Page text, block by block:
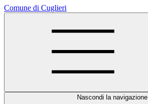
Comune di Cuglieri
Nascondi la navigazione